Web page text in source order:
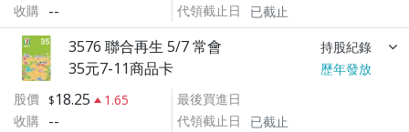
收購 --
代領截止日
已截止
3576 聯合再生 5/7 常會 持股紀錄
35元7-11商品卡
歷年發放
股價
18.25
1.65
收購 --
最後買進日
代領截止日
已截止